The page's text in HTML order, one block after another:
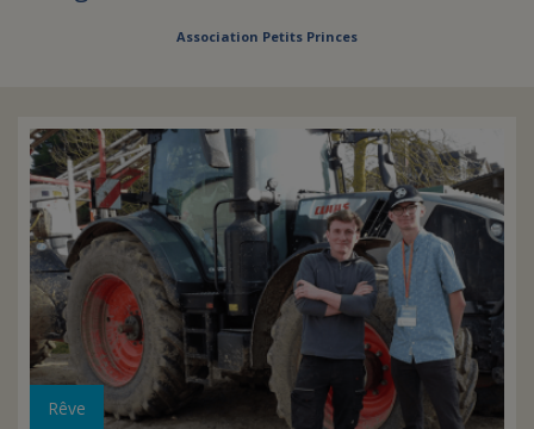
Association Petits Princes
Rêve